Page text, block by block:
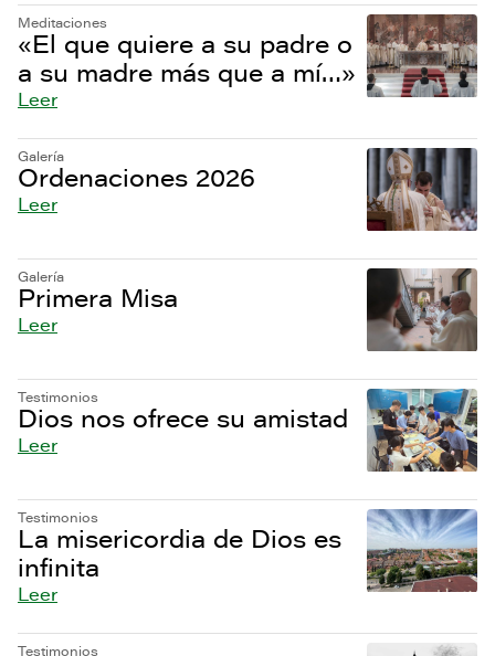
Meditaciones
«El que quiere a su padre o
a su madre más que a mí…»
Leer
Galería
Ordenaciones 2026
Leer
Galería
Primera Misa
Leer
Testimonios
Dios nos ofrece su amistad
Leer
Testimonios
La misericordia de Dios es
infinita
Leer
Testimonios